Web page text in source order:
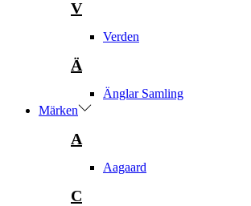
V
Verden
Ä
Änglar Samling
Märken
A
Aagaard
C